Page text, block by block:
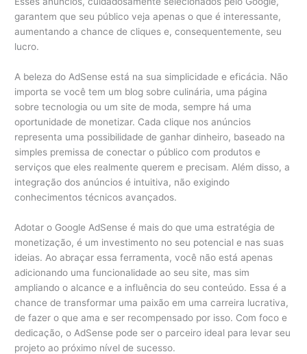
garantem que seu público veja apenas o que é interessante,
aumentando a chance de cliques e, consequentemente, seu
lucro.
A beleza do AdSense está na sua simplicidade e eficácia. Não
importa se você tem um blog sobre culinária, uma página
sobre tecnologia ou um site de moda, sempre há uma
oportunidade de monetizar. Cada clique nos anúncios
representa uma possibilidade de ganhar dinheiro, baseado na
simples premissa de conectar o público com produtos e
serviços que eles realmente querem e precisam. Além disso, a
integração dos anúncios é intuitiva, não exigindo
conhecimentos técnicos avançados.
Adotar o Google AdSense é mais do que uma estratégia de
monetização, é um investimento no seu potencial e nas suas
ideias. Ao abraçar essa ferramenta, você não está apenas
adicionando uma funcionalidade ao seu site, mas sim
ampliando o alcance e a influência do seu conteúdo. Essa é a
chance de transformar uma paixão em uma carreira lucrativa,
de fazer o que ama e ser recompensado por isso. Com foco e
dedicação, o AdSense pode ser o parceiro ideal para levar seu
projeto ao próximo nível de sucesso.